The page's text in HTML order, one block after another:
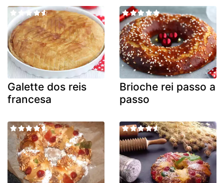
Galette dos reis
francesa
Brioche rei passo a
passo